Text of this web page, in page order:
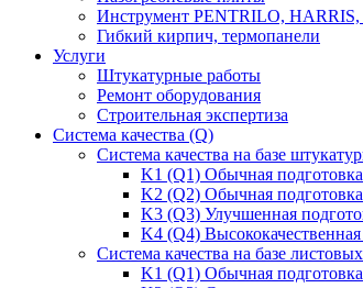
Инструмент PENTRILO, HARRIS,
Гибкий кирпич, термопанели
Услуги
Штукатурные работы
Ремонт оборудования
Строительная экспертиза
Система качества (Q)
Система качества на базе
K1 (Q1) Обычная подготовка
K2 (Q2) Обычная подготовка
K3 (Q3) Улучшенная
K4 (Q4) Высококачественная
Система качества на базе
K1 (Q1) Обычная подготовка